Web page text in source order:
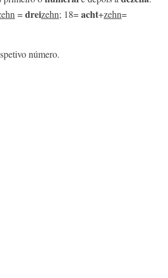
=dreizehn; 18=acht+zehn=
número.